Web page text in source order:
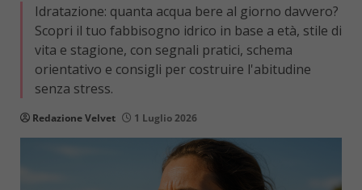
Idratazione: quanta acqua bere al giorno davvero?
Scopri il tuo fabbisogno idrico in base a età, stile di
vita e stagione, con segnali pratici, schema
orientativo e consigli per costruire l'abitudine
senza stress.
Redazione Velvet 1 Luglio 2026